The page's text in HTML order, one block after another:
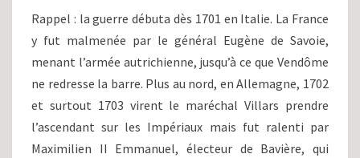
BLENHEIM
AUX
OUVERTURES
DIPLOMATIQUES
(1704-
1705)
Rappel : la guerre débuta dès 1701 en Italie. La France
y fut malmenée par le général Eugène de Savoie,
menant l’armée autrichienne, jusqu’à ce que Vendôme
ne redresse la barre. Plus au nord, en Allemagne, 1702
et surtout 1703 virent le maréchal Villars prendre
l’ascendant sur les Impériaux mais fut ralenti par
Maximilien II Emmanuel, électeur de Bavière, qui